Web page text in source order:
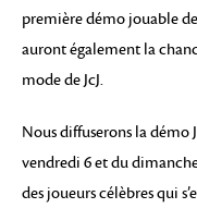
première démo jouable de
auront également la
mode de JcJ.
Nous diffuserons la démo
vendredi 6 et du
des joueurs célèbres qui